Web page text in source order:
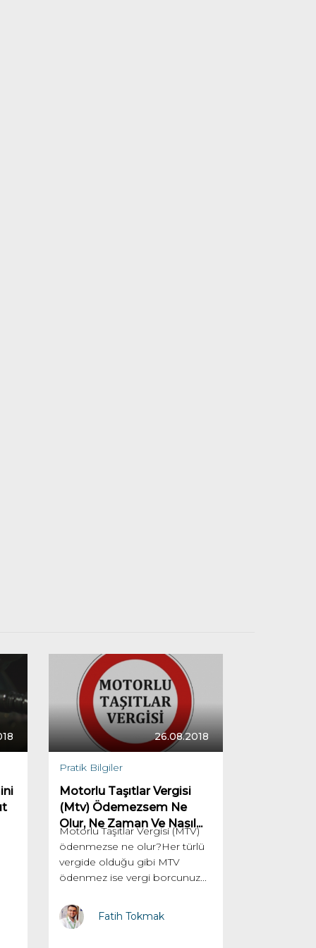
26.08.2018
Pratik Bilgiler
Motorlu Taşıtlar Vergisi
(Mtv) Ödemezsem Ne
Olur, Ne Zaman Ve Nasıl...
Motorlu Taşıtlar Vergisi (MTV)
ödenmezse ne olur?Her türlü
vergide olduğu gibi MTV
ödenmez ise vergi borcunuz...
Fatih Tokmak